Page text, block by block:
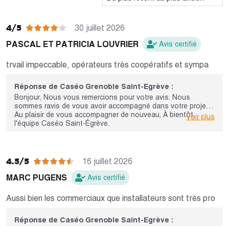
4/5
30 juillet 2026
PASCAL ET PATRICIA LOUVRIER
Avis certifié
trvail impeccable, opérateurs très coopératifs et sympa
Réponse de Caséo Grenoble Saint-Egrève :
Bonjour, Nous vous remercions pour votre avis. Nous
sommes ravis de vous avoir accompagné dans votre projet.
Au plaisir de vous accompagner de nouveau, À bientôt,
l'équipe Caséo Saint-Égrève.
Voir plus
4.5/5
16 juillet 2026
MARC PUGENS
Avis certifié
Aussi bien les commerciaux que installateurs sont très pro
Réponse de Caséo Grenoble Saint-Egrève :